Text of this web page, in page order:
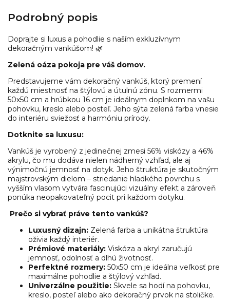
Podrobný popis
Doprajte si luxus a pohodlie s naším exkluzívnym
dekoračným vankúšom! 🌿
Zelená oáza pokoja pre váš domov.
Predstavujeme vám dekoračný vankúš, ktorý premení
každú miestnosť na štýlovú a útulnú zónu. S rozmermi
50x50 cm a hrúbkou 16 cm je ideálnym doplnkom na vašu
pohovku, kreslo alebo posteľ. Jeho sýta zelená farba vnesie
do interiéru sviežosť a harmóniu prírody.
Dotknite sa luxusu:
Vankúš je vyrobený z jedinečnej zmesi 56% viskózy a 46%
akrylu, čo mu dodáva nielen nádherný vzhľad, ale aj
výnimočnú jemnosť na dotyk. Jeho štruktúra je skutočným
majstrovským dielom – striedanie hladkého povrchu s
vyšším vlasom vytvára fascinujúci vizuálny efekt a zároveň
ponúka neopakovateľný pocit pri každom dotyku.
Prečo si vybrať práve tento vankúš?
Luxusný dizajn: Zelená farba a unikátna štruktúra
oživia každý interiér.
Prémiové materiály: Viskóza a akryl zaručujú
jemnosť, odolnosť a dlhú životnosť.
Perfektné rozmery: 50x50 cm je ideálna veľkosť pre
maximálne pohodlie a štýlový vzhľad.
Univerzálne použitie: Skvele sa hodí na pohovku,
kreslo, posteľ alebo ako dekoračný prvok na stoličke.